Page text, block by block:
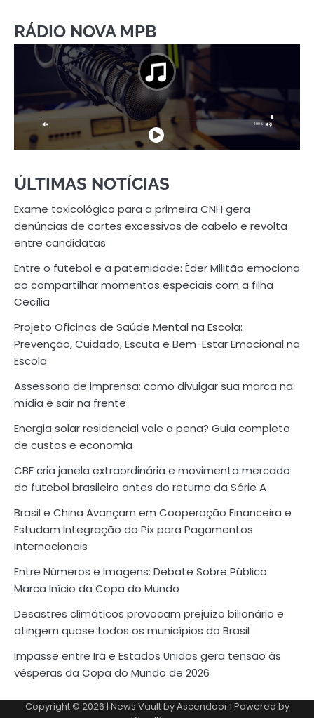
RÁDIO NOVA MPB
ÚLTIMAS NOTÍCIAS
Exame toxicológico para a primeira CNH gera
denúncias de cortes excessivos de cabelo e revolta
entre candidatas
Entre o futebol e a paternidade: Éder Militão emociona
ao compartilhar momentos especiais com a filha
Cecília
Projeto Oficinas de Saúde Mental na Escola:
Prevenção, Cuidado, Escuta e Bem-Estar Emocional na
Escola
Assessoria de imprensa: como divulgar sua marca na
mídia e sair na frente
Energia solar residencial vale a pena? Guia completo
de custos e economia
CBF cria janela extraordinária e movimenta mercado
do futebol brasileiro antes do returno da Série A
Brasil e China Avançam em Cooperação Financeira e
Estudam Integração do Pix para Pagamentos
Internacionais
Entre Números e Imagens: Debate Sobre Público
Marca Início da Copa do Mundo
Desastres climáticos provocam prejuízo bilionário e
atingem quase todos os municípios do Brasil
Impasse entre Irã e Estados Unidos gera tensão às
vésperas da Copa do Mundo de 2026
Copyright © 2026 | News Vault byAscendoor| Powered by